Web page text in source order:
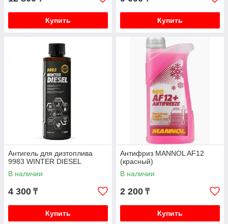
Купить Купить
Антигель для дизтоплива
9983 WINTER DIESEL
В наличии
4 300 ₸
Купить
Антифриз MANNOL AF12
(красный)
В наличии
2 200 ₸
Купить